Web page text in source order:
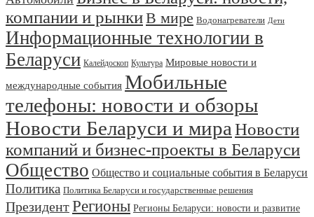
компании и рынкиВ мире Водонагреватели Дети
Информационные технологии в
Беларуси Калейдоскоп Культура Мировые новости и
международные события Мобильные
телефоны: новости и обзоры
Новости Беларуси и мира Новости
компаний и бизнес-проекты в Беларуси
Общество Общество и социальные события в Беларуси
Политика Политика Беларуси и государственные решения
ПрезидентРегионы Регионы Беларуси: новости и развитие